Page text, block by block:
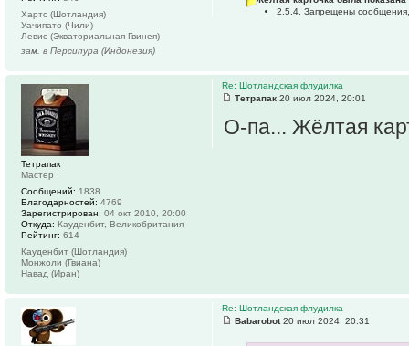
2.5.4. Запрещены
Хартс (Шотландия)
Уачипато (Чили)
Левис (Экваториальная Гвинея)
зам. в Персипура (Индонезия)
Re: Шотландская флудилка
Тетрапак 20 июл 2024, 20:01
О-па... Жёлтая
Тетрапак
Мастер
Сообщений: 1838
Благодарностей: 4769
Зарегистрирован: 04 окт 2010, 20:00
Откуда: Кауденбит, Великобритания
Рейтинг: 614
Кауденбит (Шотландия)
Монжоли (Гвиана)
Навад (Иран)
Re: Шотландская флудилка
Babarobot20 июл 2024, 20:31